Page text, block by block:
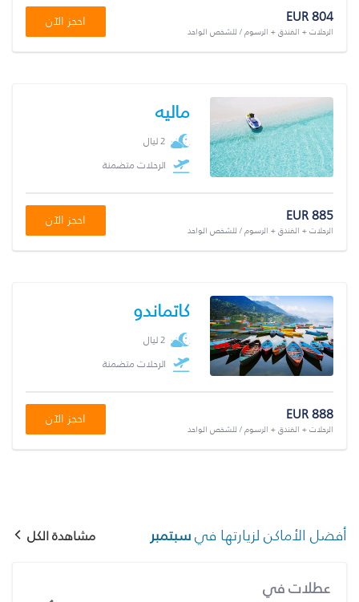
EUR 804
الرحلات + الفندق + الرسوم / للشخص الواحد
احجز الآن
ماليه
2 ليال
الرحلات متضمنة
EUR 885
الرحلات + الفندق + الرسوم / للشخص الواحد
احجز الآن
كاتماندو
2 ليال
الرحلات متضمنة
EUR 888
الرحلات + الفندق + الرسوم / للشخص الواحد
احجز الآن
أفضل الأماكن لزيارتها فيسبتمبر مشاهدة الكل
عطلات في